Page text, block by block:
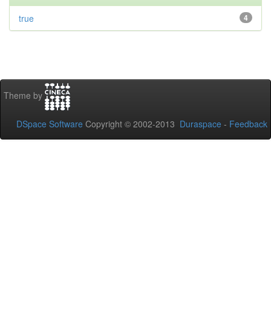
4
true
Theme by
DSpace Software Copyright © 2002-2013 Duraspace - Feedback